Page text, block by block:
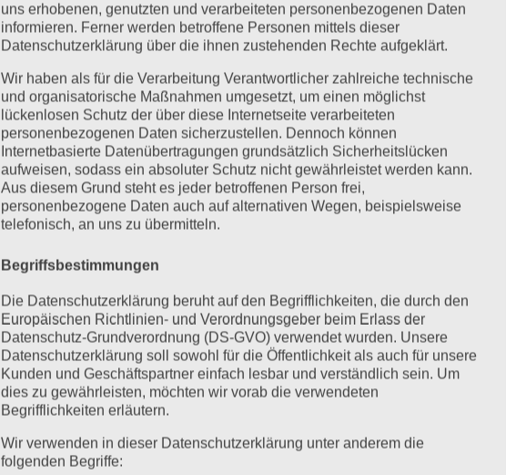
uns erhobenen, genutzten und verarbeiteten personenbezogenen Daten
informieren. Ferner werden betroffene Personen mittels dieser
Datenschutzerklärung über die ihnen zustehenden Rechte aufgeklärt.
Wir haben als für die Verarbeitung Verantwortlicher zahlreiche technische
und organisatorische Maßnahmen umgesetzt, um einen möglichst
lückenlosen Schutz der über diese Internetseite verarbeiteten
personenbezogenen Daten sicherzustellen. Dennoch können
Internetbasierte Datenübertragungen grundsätzlich Sicherheitslücken
aufweisen, sodass ein absoluter Schutz nicht gewährleistet werden kann.
Aus diesem Grund steht es jeder betroffenen Person frei,
personenbezogene Daten auch auf alternativen Wegen, beispielsweise
telefonisch, an uns zu übermitteln.
Begriffsbestimmungen
Die Datenschutzerklärung beruht auf den Begrifflichkeiten, die durch den
Europäischen Richtlinien- und Verordnungsgeber beim Erlass der
Datenschutz-Grundverordnung (DS-GVO) verwendet wurden. Unsere
Datenschutzerklärung soll sowohl für die Öffentlichkeit als auch für unsere
Kunden und Geschäftspartner einfach lesbar und verständlich sein. Um
dies zu gewährleisten, möchten wir vorab die verwendeten
Begrifflichkeiten erläutern.
Wir verwenden in dieser Datenschutzerklärung unter anderem die
folgenden Begriffe: